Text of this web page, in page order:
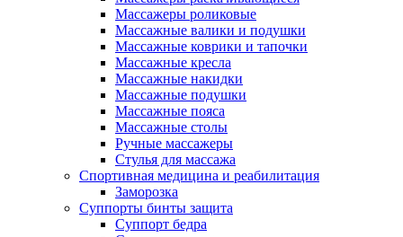
Массажеры роликовые
Массажные валики и подушки
Массажные коврики и тапочки
Массажные кресла
Массажные накидки
Массажные подушки
Массажные пояса
Массажные столы
Ручные массажеры
Стулья для массажа
Спортивная медицина и реабилитация
Заморозка
Суппорты бинты защита
Суппорт бедра